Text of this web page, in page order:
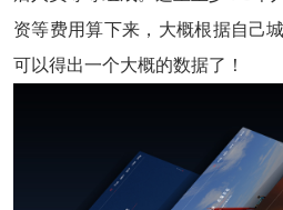
资等费用算下来，大概根据自己
可以得出一个大概的数据了！